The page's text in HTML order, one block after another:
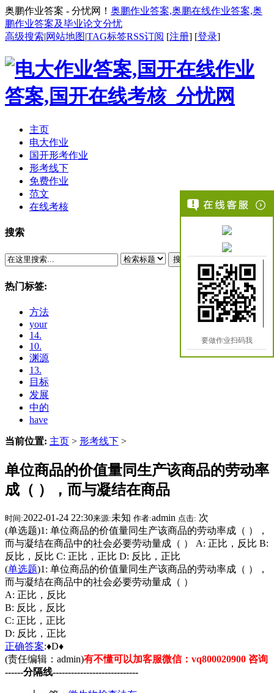
奥鹏作业答案 - 分忧网！ 奥鹏作业答案,奥鹏在线作业答案,奥
鹏作业答案及毕业论文分忧
高级搜索|网站地图|TAG标签RSS订阅 [注册] [登录]
主页
电大作业
国开形考作业
形考线下
免费作业
范文
在线考核
搜索
搜索
热门标签:
方法
your
14.
10.
渊源
13.
目标
发展
中的
have
当前位置: 主页 > 形考线下 >
单位商品的价值量同生产该商品的劳动率
成（ ），而与凝结在商品
时间:2022-01-24 22:30来源:未知 作者:admin 点击: 次
(单选题)1: 单位商品的价值量同生产该商品的劳动率成（ ），
而与凝结在商品中的社会必要劳动量成（ ） A: 正比，反比 B:
反比，反比 C: 正比，正比 D: 反比，正比
(单选题)1: 单位商品的价值量同生产该商品的劳动率成（ ），
而与凝结在商品中的社会必要劳动量成（ ）
A: 正比，反比
B: 反比，反比
C: 正比，正比
D: 反比，正比
正确答案:♦D♦
(责任编辑：admin)有不懂可以加客服微信：vq800020900 咨询
------分隔线----------------------------
要做作业扫码我